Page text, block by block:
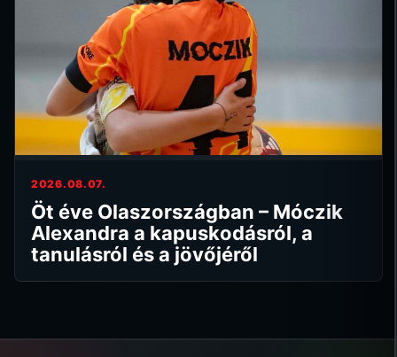
2026.08.07.
Öt éve Olaszországban – Móczik
Alexandra a kapuskodásról, a
tanulásról és a jövőjéről